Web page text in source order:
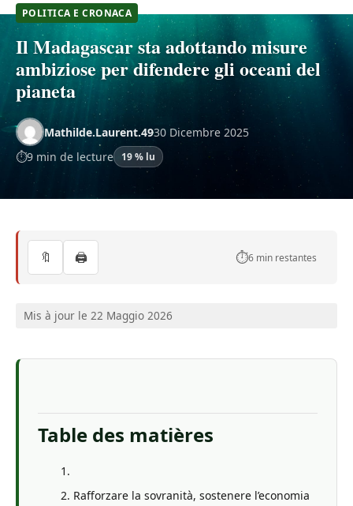
POLITICA E CRONACA
Il Madagascar sta adottando misure
ambiziose per difendere gli oceani del
pianeta
Mathilde.Laurent.4930 Dicembre 2025
9 min de lecture
19 % lu
🔖 🖨️ ⏱️6 min restantes
Mis à jour le 22 Maggio 2026
Table des matières
Rafforzare la sovranità, sostenere l’economia